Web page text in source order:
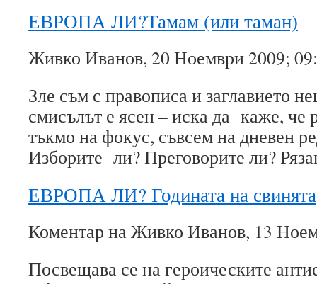
ЕВРОПА ЛИ?Тамам (или таман)
Живко Иванов, 20 Ноември 2009;
Зле съм с правописа и заглавието
смисълът е ясен – иска да каже, че
тъкмо на фокус, съвсем на дневен
Изборите ли? Преговорите ли?
ЕВРОПА ЛИ? Годината на свинята
Коментар на Живко Иванов, 13
Посвещава се на героическите